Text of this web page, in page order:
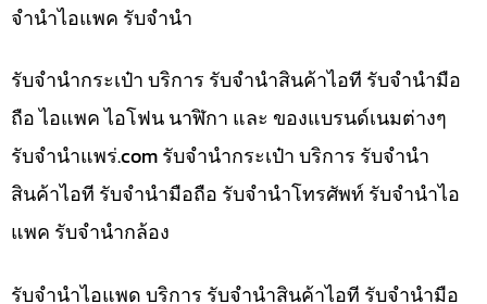
จำนำไอแพค รับจำนำ
รับจำนำกระเป๋า บริการ รับจำนำสินค้าไอที รับจำนำมือ
ถือ ไอแพค ไอโฟน นาฬิกา และ ของแบรนด์เนมต่างๆ
รับจํานําแพร่.com รับจำนำกระเป๋า บริการ รับจำนำ
สินค้าไอที รับจำนำมือถือ รับจำนำโทรศัพท์ รับจำนำไอ
แพค รับจำนำกล้อง
รับจำนำไอแพด บริการ รับจำนำสินค้าไอที รับจำนำมือ